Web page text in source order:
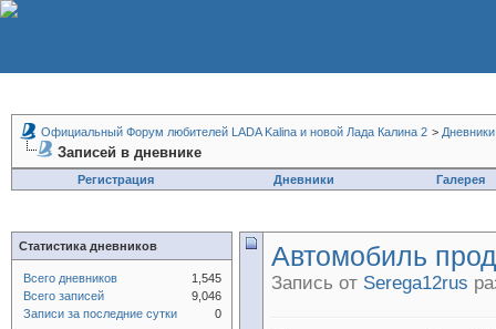
Официальный Форум любителей LADA Kalina и новой Лада Калина 2 > Дневники
Записей в дневнике
Регистрация Дневники Галерея
Автомобиль
Запись от Serega12rus
Статистика дневников
Всего дневников
1,545
Всего записей
9,046
Записи за последние сутки
0